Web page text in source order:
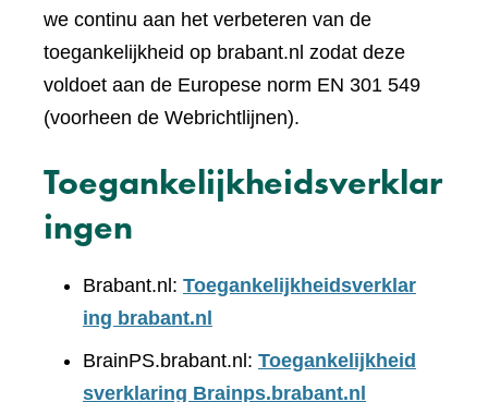
we continu aan het verbeteren van de
toegankelijkheid op brabant.nl zodat deze
voldoet aan de Europese norm EN 301 549
(voorheen de Webrichtlijnen).
Toegankelijkheidsverklar
ingen
Brabant.nl: Toegankelijkheidsverklar
ing brabant.nl
BrainPS.brabant.nl: Toegankelijkheid
sverklaring Brainps.brabant.nl